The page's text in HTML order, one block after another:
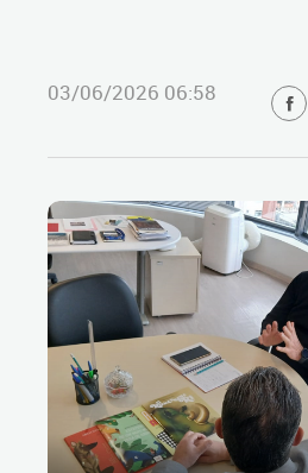
03/06/2026 06:58